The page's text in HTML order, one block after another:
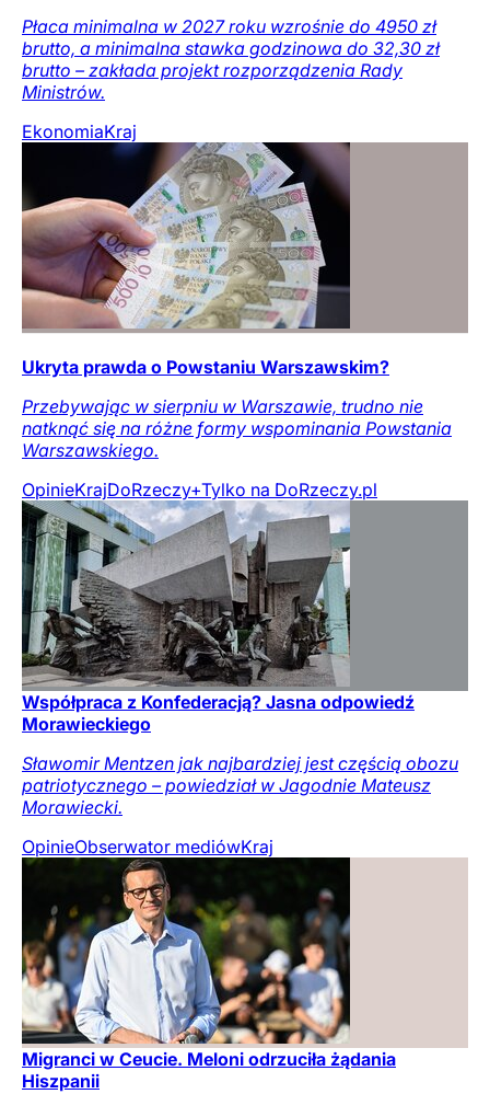
Płaca minimalna w 2027 roku wzrośnie do 4950 zł
brutto, a minimalna stawka godzinowa do 32,30 zł
brutto – zakłada projekt rozporządzenia Rady
Ministrów.
EkonomiaKraj
Ukryta prawda o Powstaniu Warszawskim?
Przebywając w sierpniu w Warszawie, trudno nie
natknąć się na różne formy wspominania Powstania
Warszawskiego.
OpinieKrajDoRzeczy+Tylko na DoRzeczy.pl
Współpraca z Konfederacją? Jasna odpowiedź
Morawieckiego
Sławomir Mentzen jak najbardziej jest częścią obozu
patriotycznego – powiedział w Jagodnie Mateusz
Morawiecki.
OpinieObserwator mediówKraj
Migranci w Ceucie. Meloni odrzuciła żądania
Hiszpanii